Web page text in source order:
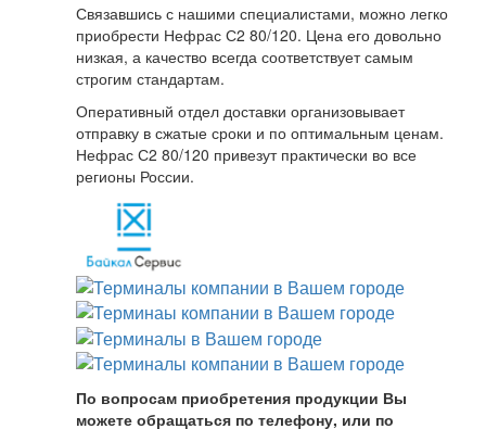
Связавшись с нашими специалистами, можно легко
приобрести Нефрас С2 80/120. Цена его довольно
низкая, а качество всегда соответствует самым
строгим стандартам.
Оперативный отдел доставки организовывает
отправку в сжатые сроки и по оптимальным ценам.
Нефрас С2 80/120 привезут практически во все
регионы России.
По вопросам приобретения продукции Вы
можете обращаться по телефону, или по